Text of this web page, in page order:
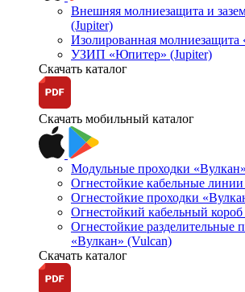
Внешняя молниезащита и
(Jupiter)
Изолированная
УЗИП «Юпитер» (Jupiter)
Скачать каталог
Скачать мобильный каталог
Модульные проходки
Огнестойкие кабельные
Огнестойкие проходки
Огнестойкий кабельный
Огнестойкие разделительные
«Вулкан» (Vulcan)
Скачать каталог